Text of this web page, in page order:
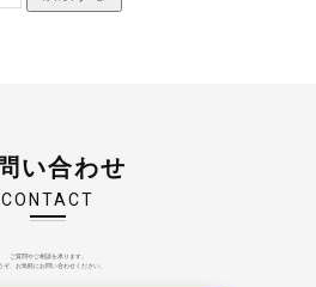
い合わせ
CONTACT
ご質問やご相談を承ります。
ぞ、お気軽にお問い合わせください。